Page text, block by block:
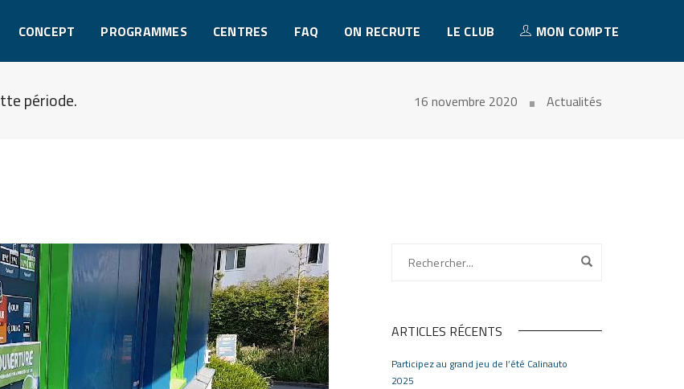
CONCEPT PROGRAMMES CENTRES FAQ ON RECRUTE LE CLUB MON COMPTE
période. 16 novembre 2020 Actualités
ARTICLES RÉCENTS
Participez au grand jeu de l’été Calinauto
2025